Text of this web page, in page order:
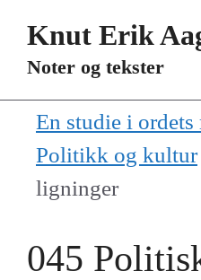
Knut Erik
Noter og tekster
En studie i
Politikk og kultur
ligninger
045